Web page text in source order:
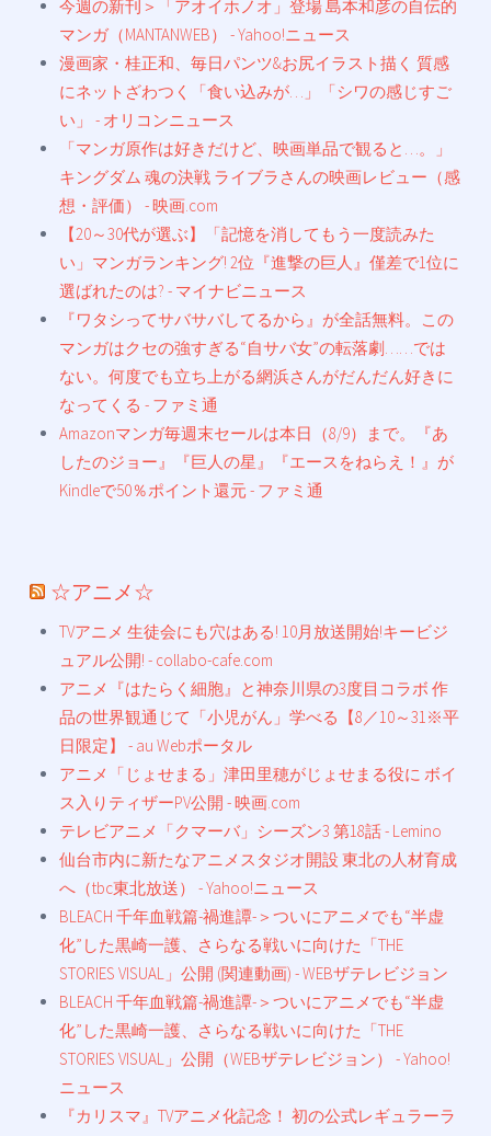
今週の新刊＞「アオイホノオ」登場 島本和彦の自伝的
マンガ（MANTANWEB） - Yahoo!ニュース
漫画家・桂正和、毎日パンツ&お尻イラスト描く 質感
にネットざわつく「食い込みが…」「シワの感じすご
い」 - オリコンニュース
「マンガ原作は好きだけど、映画単品で観ると…。」
キングダム 魂の決戦 ライブラさんの映画レビュー（感
想・評価） - 映画.com
【20～30代が選ぶ】「記憶を消してもう一度読みた
い」マンガランキング! 2位『進撃の巨人』僅差で1位に
選ばれたのは? - マイナビニュース
『ワタシってサバサバしてるから』が全話無料。この
マンガはクセの強すぎる“自サバ女”の転落劇……では
ない。何度でも立ち上がる網浜さんがだんだん好きに
なってくる - ファミ通
Amazonマンガ毎週末セールは本日（8/9）まで。『あ
したのジョー』『巨人の星』『エースをねらえ！』が
Kindleで50％ポイント還元 - ファミ通
☆アニメ☆
TVアニメ 生徒会にも穴はある! 10月放送開始!キービジ
ュアル公開! - collabo-cafe.com
アニメ『はたらく細胞』と神奈川県の3度目コラボ 作
品の世界観通じて「小児がん」学べる【8／10～31※平
日限定】 - au Webポータル
アニメ「じょせまる」津田里穂がじょせまる役に ボイ
ス入りティザーPV公開 - 映画.com
テレビアニメ「クマーバ」シーズン3 第18話 - Lemino
仙台市内に新たなアニメスタジオ開設 東北の人材育成
へ（tbc東北放送） - Yahoo!ニュース
BLEACH 千年血戦篇-禍進譚-＞ついにアニメでも“半虚
化”した黒崎一護、さらなる戦いに向けた「THE
STORIES VISUAL」公開 (関連動画) - WEBザテレビジョン
BLEACH 千年血戦篇-禍進譚-＞ついにアニメでも“半虚
化”した黒崎一護、さらなる戦いに向けた「THE
STORIES VISUAL」公開（WEBザテレビジョン） - Yahoo!
ニュース
『カリスマ』TVアニメ化記念！ 初の公式レギュラーラ